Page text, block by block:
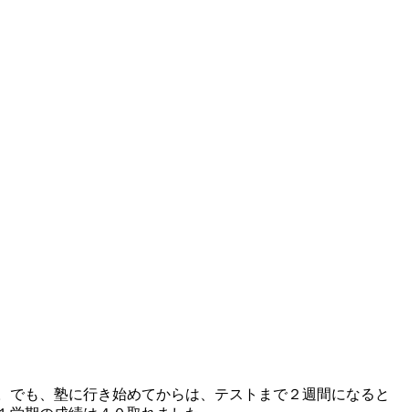
も、塾に行き始めてからは、テストまで２週間になると